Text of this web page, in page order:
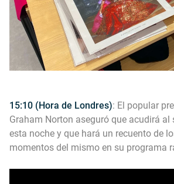
15:10 (Hora de Londres): El popular
Graham Norton aseguró que acudirá al
esta noche y que hará un recuento de
momentos del mismo en su programa